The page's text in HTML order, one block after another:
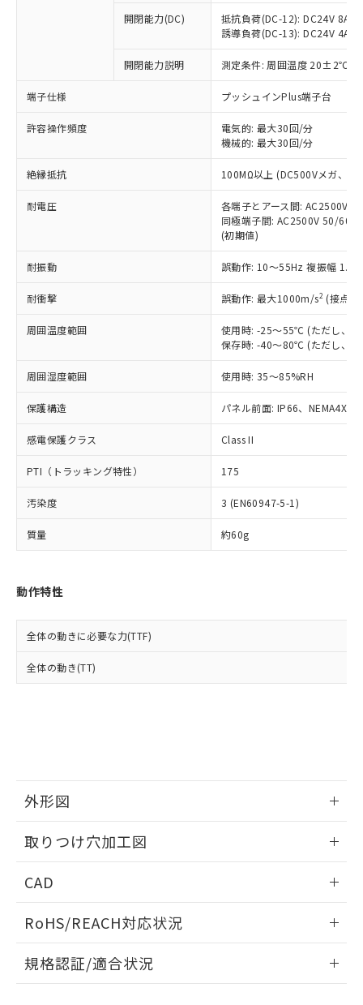
開閉能力(DC)
抵抗負荷(DC-12): DC24V 8A/
誘導負荷(DC-13): DC24V 4A/
開閉能力説明 測定条件: 周囲温度 20±2℃、
端子仕様 プッシュインPlus端子台
許容操作頻度
電気的: 最大30回/分
機械的: 最大30回/分
絶縁抵抗 100MΩ以上 (DC500Vメガ、点
耐電圧
各端子とアース間: AC2500V
同極端子間: AC2500V 50/
(初期値)
耐振動 誤動作: 10～55Hz 複振幅
耐衝撃 誤動作: 最大1000m/s2 (接点
周囲温度範囲
使用時: -25～55℃ (ただし、氷
保存時: -40～80℃ (ただし、氷
周囲湿度範囲 使用時: 35～85%RH
保護構造 パネル前面: IP66、NEMA4X,
感電保護クラス Class II
PTI（トラッキング特性） 175
汚染度 3 (EN60947-5-1)
質量 約60g
動作特性
全体の動きに必要な力(TTF)
全体の動き(TT)
外形図
取りつけ穴加工図
CAD
ドすることができます。
ログイン/会員登録
RoHS/REACH対応状況
EU RoHS 注意事項・凡例
規格認証/適合状況
商品の当社在庫状況および標準価格
(税抜)を提供させていただくもので
当社制御機器事業取扱商品の中には、
本サービスの対象外となる商品もある
ことをご了承ください。
在庫状況および標準価格照会結果は、
記載している更新日時点での社内デー
タに基づき作成されるものであり、閲
覧された時点での実際の在庫および標
準価格とは異なる場合があることをご
正式な納期状況および標準価格はお客
様のお取引先、またはお客様担当のオ
ムロン制御機器販売店・当社販売員に
オムロン制御機器販売店や当社販売拠
販売ネットワーク
」をご確認
在庫状況および標準価格結果を当社の
事前の承諾なく第三者に漏洩または開
示しないようお願いします。
マイパーツ機能（部品リスト作成サー
ビス）をご利用いただくには、I-Web
メンバーズにご登録されている必要が
あります。
お客様が当ウェブサイト上で当社にご
登録された部品リストについて、当社
および当社の共同利用者が、当社の製
品・サービスに関するお客様との取
引・商談に必要な範囲で利用すること
非含有の対応状況を調査中または確認中の
非該当品：ライセンス料など無形物で、有
害物質有無と関係のない商品です。
いたものが、含有品と判明した場合などや
むを得ず変更することがあります。
鉛(Pb) 1000ppm以下、 水銀(Hg) 1000ppm以下、 カド
六価クロム(Cr(Ⅵ)) 1000ppm以下、ポリ臭化ビフェニル
類(PBB) 1000ppm以下、ポリ臭化ジフェニルエーテル類
(PBDE) 1000ppm以下、フタル酸ビス(2-エチルヘキシ
ル) (DEHP)(別名：DOP) 1000ppm以下、フタル酸ブチ
ルベンジル（BBP） 1000ppm以下、フタル酸ジブチル
（DBP） 1000ppm以下、フタル酸ジイソブチル
但し、RoHS指令で産業用監視および制御機器に対する
図的な使用がないことを確認しています。
部品在庫の切り替え状況などにより、予定
月が前後することがあります。
※3 非含有証明書ダウンロード
下記の非含有証明書をダウンロードするこ
EU RoHS指令（10物質）の非含有証明書
ものではありません。
また、RoHS指令のフタル酸エステル類４
荷製品に未対応品が混在することから備考
「○」：最大均質材料含有率が中国RoHSの
基準値以下であることを示します。
「×」：最大均質材料含有率が中国RoHSの
基準値を超えていることを示します。
い合わせください。
*中国RoHS10物質の基準値 (GB/T26572)：
Pb(鉛) :1000ppm、 Hg(水銀) : 1000ppm、 Cd(カドミウ
ム) : 100ppm、
Cr(Ⅵ)(六価クロム) : 1000ppm、 PBBs(ポリ臭化ビフェ
ニル類) : 1000ppm、 PBDEs(ポリ臭化ジフェニルエーテ
DBP(フタル酸ジブチル) : 1000ppm、 DIBP(フタル酸ジ
イソブチル) : 1000ppm、 BBP(フタル酸ブチルベンジ
DEHP(フタル酸ビス(2-エチルヘキシル)) : 1000ppm
「ｅ」：有害物質（10物質）のすべてが基
準値以下であることを示します。
「10」：通常の使用状況下において有害物
質が外部に漏えいし、環境に深刻な影響を
及ぼさない年数を意味します。
「－」：未確認です。当社販売部門へお問
当社は、これら貴社製品のうち、外国
為替および外国貿易法に定める商品
（以下｢規制貨物等」という）を輸出
または国外への提供する場合は、日本
国政府の輸出許可(または役務取引許
可)を取得するなどの必要な手続きを
当社は規制貨物を破棄する場合は、完
全に破砕するなど、違法に輸出されな
いよう必要な手段を講じます。
当社は貴社製品を、核兵器、ミサイ
ル、化学兵器、生物兵器またはその他
武器並びにこれらの製造装置等に一切
当社は、貴社製品を第三者に販売する
場合は、上記1、2および3の内容を当
該第三者に通知します。また当社は、
販売先および販売に係わる関係者が違
法に輸出するおそれがある場合は、取
り引きをいたしません。
キャンセル
一定数以上の在庫あり
一定数には満たないが在庫あり
在庫なし(最新の在庫状況につ
いては、お客様のお取引先、ま
たはお客様担当のオムロン制御
機器販売店・当社販売員にご確
受注生産機種、また在庫状況の
情報を公開していない機種